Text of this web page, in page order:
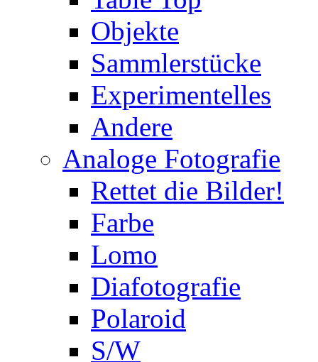
Objekte
Sammlerstücke
Experimentelles
Andere
Analoge Fotografie
Rettet die Bilder!
Farbe
Lomo
Diafotografie
Polaroid
S/W